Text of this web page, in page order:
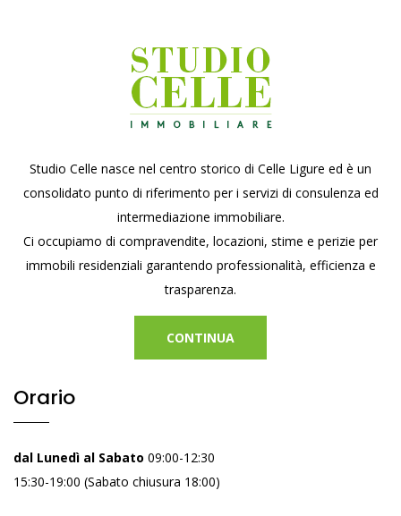
Studio Celle nasce nel centro storico di Celle Ligure ed è un
consolidato punto di riferimento per i servizi di consulenza ed
intermediazione immobiliare.
Ci occupiamo di compravendite, locazioni, stime e perizie per
immobili residenziali garantendo professionalità, efficienza e
trasparenza.
CONTINUA
Orario
dal Lunedì al Sabato 09:00-12:30
15:30-19:00 (Sabato chiusura 18:00)